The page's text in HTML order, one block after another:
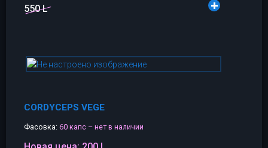
550 L
CORDYCEPS VEGE
Фасовка: 60 капс – нет в наличии